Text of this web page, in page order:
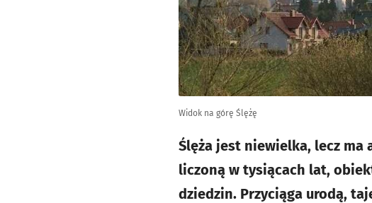
Widok na górę Ślężę
Ślęża jest niewielka, lecz ma
liczoną w tysiącach lat,
dziedzin. Przyciąga urodą,